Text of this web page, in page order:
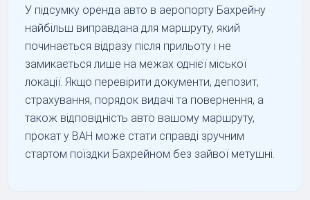
У підсумку оренда авто в аеропорту Бахрейну
найбільш виправдана для маршруту, який
починається відразу після прильоту і не
замикається лише на межах однієї міської
локації. Якщо перевірити документи, депозит,
страхування, порядок видачі та повернення, а
також відповідність авто вашому маршруту,
прокат у BAH може стати справді зручним
стартом поїздки Бахрейном без зайвої метушні.